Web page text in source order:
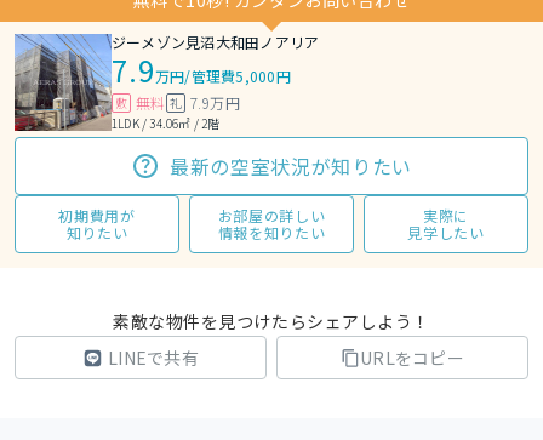
ジーメゾン見沼大和田ノアリア
7.9万円/管理費5,000円
敷 無料 礼 7.9万円
1LDK / 34.06㎡ / 2階
最新の空室状況が知りたい
初期費用が
知りたい
お部屋の詳しい
情報を知りたい
実際に
見学したい
素敵な物件を見つけたらシェアしよう！
LINEで共有
URLをコピー